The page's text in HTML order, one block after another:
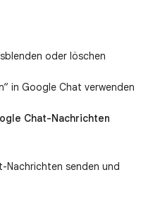
oder löschen
in Google Chat verwenden
Chat-Nachrichten
Nachrichten senden und